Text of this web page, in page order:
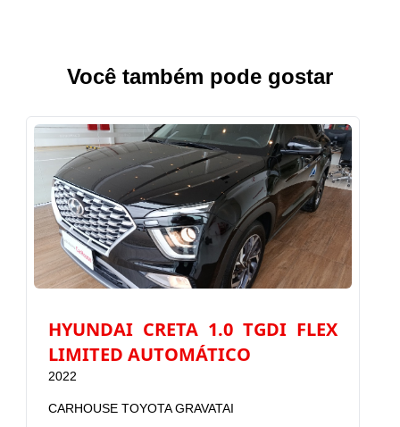
Você também pode gostar
HYUNDAI CRETA 1.0 TGDI FLEX
LIMITED AUTOMÁTICO
2022
CARHOUSE TOYOTA GRAVATAI